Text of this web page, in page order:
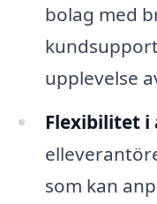
bolag med
upplevelse
Flexibilitet i
som kan